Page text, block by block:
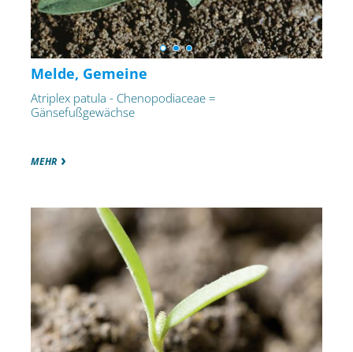
Melde, Gemeine
Atriplex patula - Chenopodiaceae =
Gänsefußgewächse
MEHR